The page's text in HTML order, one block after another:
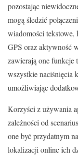
pozostając
mogą śledzić
wiadomości tekstowe,
GPS oraz aktywność
zawierają one funkcje
wszystkie naciśnięcia
umożliwiając
Korzyści z używania
zależności od
one być przydatnym
lokalizacji online ich